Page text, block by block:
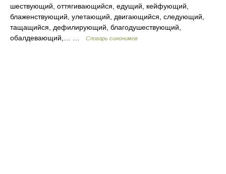
шествующий, оттягивающийся, едущий, кейфующий,
блаженствующий, улетающий, двигающийся, следующий,
тащащийся, дефилирующий, благодушествующий,
обалдевающий,… …
Словарь синонимов